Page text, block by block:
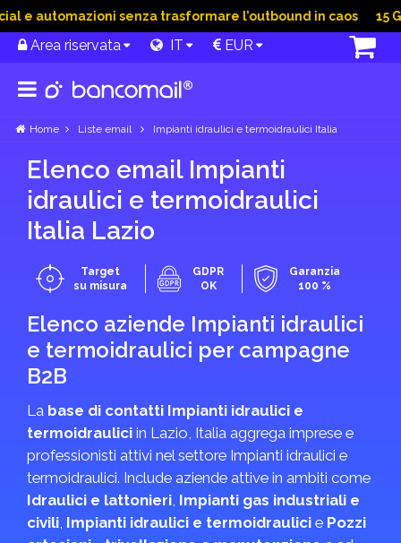
automazioni senza trasformare l’outbound in caos 15 Giu
Area riservata IT EUR
Home Liste email Impianti idraulici e termoidraulici Italia
Elenco email Impianti
idraulici e termoidraulici
Italia Lazio
Target
su misura
GDPR
OK
Garanzia
100 %
Elenco aziende Impianti idraulici
e termoidraulici per campagne
B2B
La base di contatti Impianti idraulici e
termoidraulici in Lazio, Italia aggrega imprese e
professionisti attivi nel settore Impianti idraulici e
termoidraulici. Include aziende attive in ambiti come
Idraulici e lattonieri, Impianti gas industriali e
civili, Impianti idraulici e termoidraulici e Pozzi